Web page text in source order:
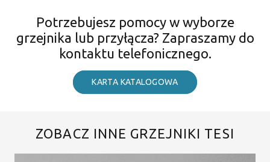
Potrzebujesz pomocy w wyborze
grzejnika lub przyłącza? Zapraszamy do
kontaktu telefonicznego.
KARTA KATALOGOWA
ZOBACZ INNE GRZEJNIKI TESI